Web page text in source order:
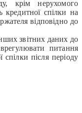
крім нерухомого
спілки на
відповідно до
звітних даних до
питання
спілки після періоду